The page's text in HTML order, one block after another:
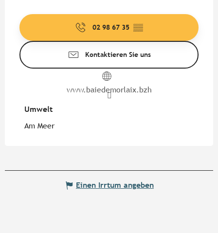
02 98 67 35 ▒▒
Kontaktieren Sie uns
www.baiedemorlaix.bzh
Umwelt
Umwelt
Am Meer
Einen Irrtum angeben